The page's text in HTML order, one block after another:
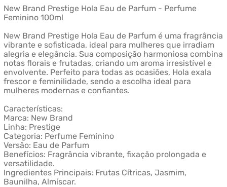
New Brand Prestige Hola Eau de Parfum - Perfume
Feminino 100ml
New Brand Prestige Hola Eau de Parfum é uma fragrância
vibrante e sofisticada, ideal para mulheres que irradiam
alegria e elegância. Sua composição harmoniosa combina
notas florais e frutadas, criando um aroma irresistível e
envolvente. Perfeito para todas as ocasiões, Hola exala
frescor e feminilidade, sendo a escolha ideal para
mulheres modernas e confiantes.
Características:
Marca: New Brand
Linha: Prestige
Categoria: Perfume Feminino
Versão: Eau de Parfum
Benefícios: Fragrância vibrante, fixação prolongada e
versatilidade.
Ingredientes Principais: Frutas Cítricas, Jasmim,
Baunilha, Almíscar.